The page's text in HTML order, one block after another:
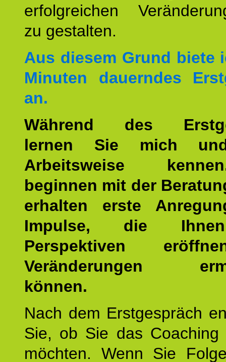
erfolgreichen
zu gestalten.
Aus diesem Grund biete
Minuten dauerndes
an.
Während des
lernen Sie mich
Arbeitsweise
beginnen mit der
erhalten erste
Impulse, die
Perspektiven
Veränderungen
können.
Nach dem Erstgespräch
Sie, ob Sie das Coaching
möchten. Wenn Sie